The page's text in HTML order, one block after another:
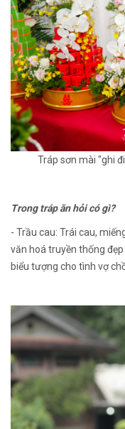
Tráp sơn mài "ghi
Trong tráp ăn hỏi có gì?
- Trầu cau: Trái cau,
văn hoá truyền thống
biểu tượng cho tình vợ